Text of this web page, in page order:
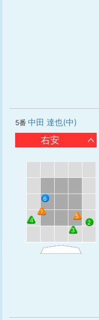
5番 中田 達也(中)
右安
1
2
3
4
5
6